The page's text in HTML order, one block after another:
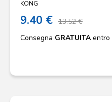
KONG
9.40 € 13.52 €
Consegna GRATUITA entro